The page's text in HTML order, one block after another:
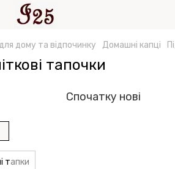
дому та відпочинку Домашні капці
тапочки
Спочатку нові